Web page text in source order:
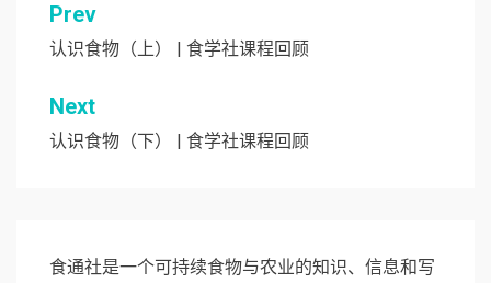
文
章
导
航
Prev
认识食物（上） | 食学社课程回顾
Next
认识食物（下） | 食学社课程回顾
食通社是一个可持续食物与农业的知识、信息和写